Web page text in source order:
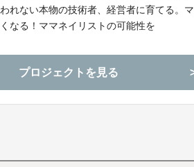
れない本物の技術者、経営者に育てる。マ
なる！ママネイリストの可能性を
プロジェクトを見る